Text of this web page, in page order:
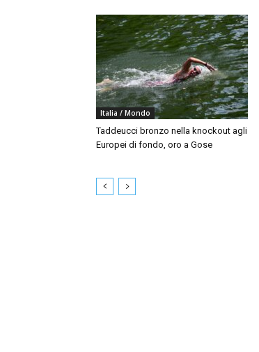
Italia / Mondo
Taddeucci bronzo nella knockout agli
Europei di fondo, oro a Gose